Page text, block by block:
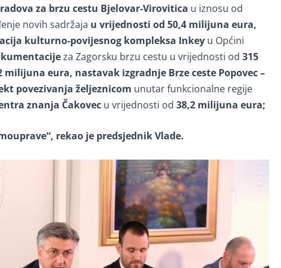
za brzu cestu Bjelovar-Virovitica u iznosu od
novih sadržaja u vrijednosti od 50,4 milijuna eura,
kulturno-povijesnog kompleksa Inkey u Općini
za Zagorsku brzu cestu u vrijednosti od 315
milijuna eura, nastavak izgradnje Brze ceste Popovec –
povezivanja željeznicom unutar funkcionalne regije
znanja Čakovec u vrijednosti od 38,2 milijuna eura;
rekao je predsjednik Vlade.